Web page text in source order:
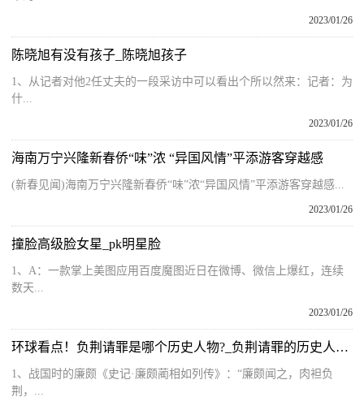
2023/01/26
陈晓旭有没有孩子_陈晓旭孩子
1、从记者对他2任丈夫的一段采访中可以看出个所以然来：记者：为
什...
2023/01/26
海南万宁兴隆新春侨“味”浓 “异国风情”平添游客穿越感
(新春见闻)海南万宁兴隆新春侨“味”浓“异国风情”平添游客穿越感...
2023/01/26
撞脸高级脸女星_pk明星脸
1、A：一款掌上美图应用百度魔图近日在微博、微信上爆红，连续
数天...
2023/01/26
环球看点！负荆请罪是哪个历史人物?_负荆请罪的历史人物是谁
1、战国时的廉颇《史记·廉颇蔺相如列传》：“廉颇闻之，肉袒负
荆，...